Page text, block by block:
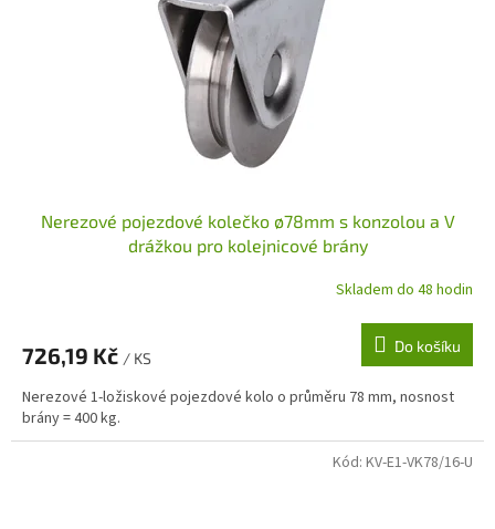
Nerezové pojezdové kolečko ø78mm s konzolou a V
drážkou pro kolejnicové brány
Skladem do 48 hodin
726,19 Kč / KS
Do košíku
Nerezové 1-ložiskové pojezdové kolo o průměru 78 mm, nosnost
brány = 400 kg.
Kód: KV-E1-VK78/16-U